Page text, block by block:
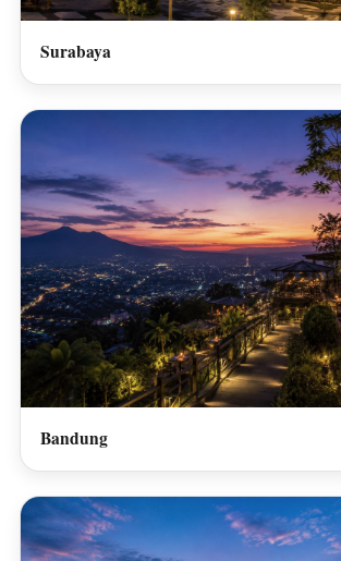
Surabaya
Bandung